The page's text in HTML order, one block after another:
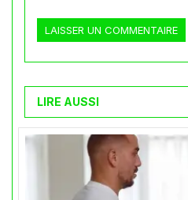
LIRE AUSSI